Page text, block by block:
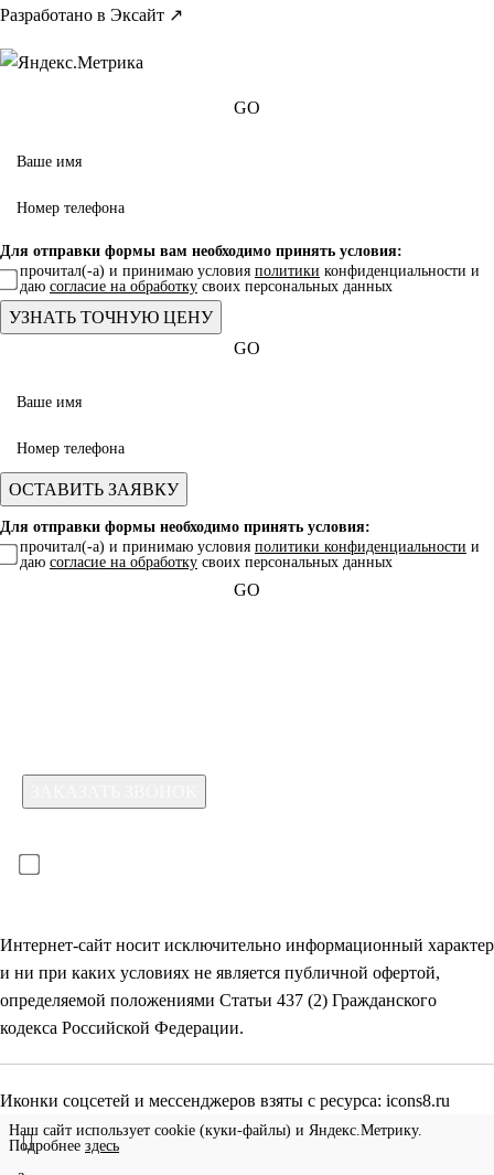
Разработано в Эксайт ↗
GO
Для отправки формы вам необходимо принять условия:
прочитал(-а) и принимаю условия политики конфиденциальности и
даю согласие на обработку своих персональных данных
GO
Для отправки формы необходимо принять условия:
прочитал(-а) и принимаю условия политики конфиденциальности и
даю согласие на обработку своих персональных данных
GO
Интернет-сайт носит исключительно информационный характер
и ни при каких условиях не является публичной офертой,
определяемой положениями Статьи 437 (2) Гражданского
кодекса Российской Федерации.
Иконки соцсетей и мессенджеров взяты с ресурса: icons8.ru
Наш сайт использует cookie (куки-файлы) и Яндекс.Метрику.
Подробнее здесь